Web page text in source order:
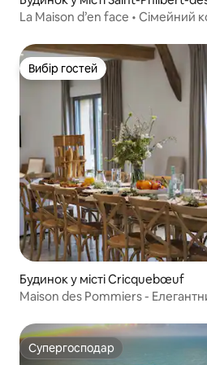
La Maison d’en face • Сімейний
Вибір гостей
Вибір гостей
Будинок у місті Cricquebœuf
Maison des Pommiers -
Супергосподар
Супергосподар